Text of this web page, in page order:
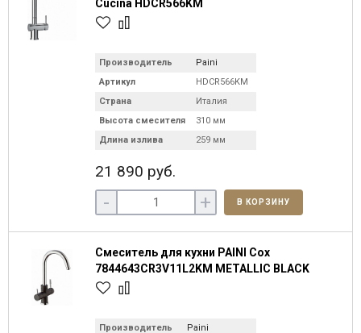
Cucina HDCR566KM
Производитель
Paini
Артикул
HDCR566KM
Страна
Италия
Высота смесителя
310 мм
Длина излива
259 мм
21 890 руб.
- + В КОРЗИНУ
Смеситель для кухни PAINI Cox
7844643CR3V11L2KM METALLIC BLACK
Производитель
Paini